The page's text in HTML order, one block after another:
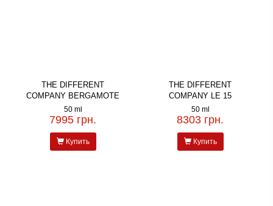
THE DIFFERENT
COMPANY BERGAMOTE
50 ml
7995 грн.
Купить
THE DIFFERENT
COMPANY LE 15
50 ml
8303 грн.
Купить